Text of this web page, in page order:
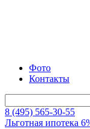
Фото
Контакты
8 (495) 565-30-55
Льготная ипотека